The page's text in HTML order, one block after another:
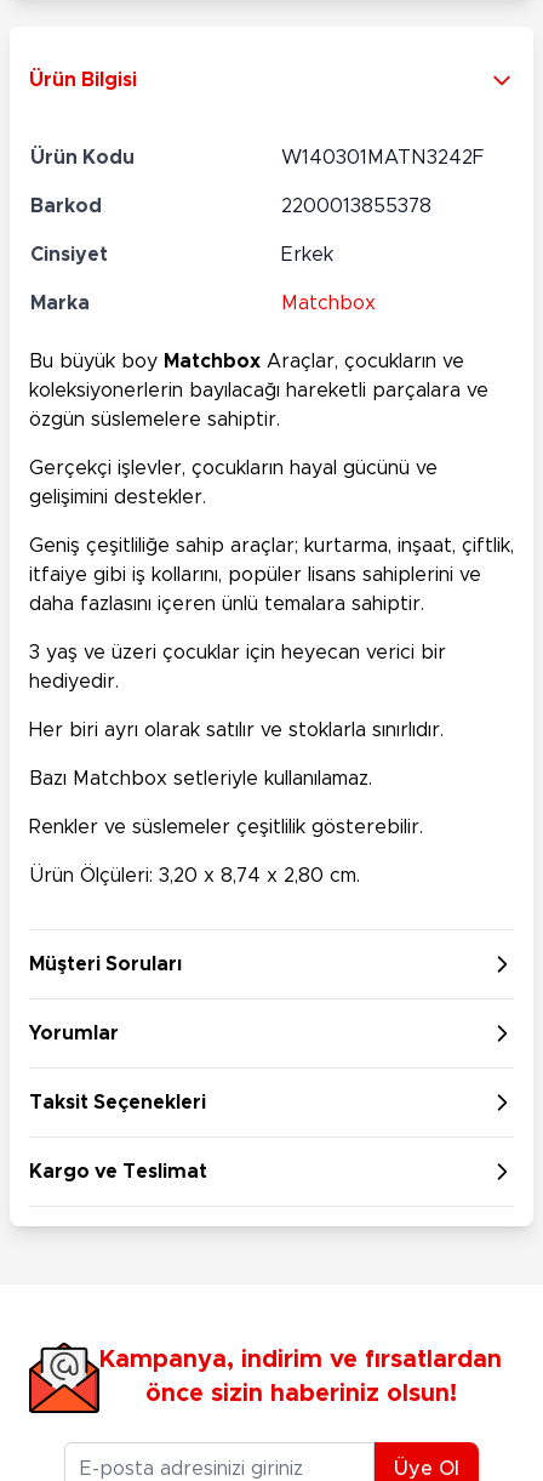
Ürün Bilgisi
Ürün Kodu W140301MATN3242F
Barkod 2200013855378
Cinsiyet Erkek
Marka Matchbox
Bu büyük boy Matchbox Araçlar, çocukların ve
koleksiyonerlerin bayılacağı hareketli parçalara ve
özgün süslemelere sahiptir.
Gerçekçi işlevler, çocukların hayal gücünü ve
gelişimini destekler.
Geniş çeşitliliğe sahip araçlar; kurtarma, inşaat, çiftlik,
itfaiye gibi iş kollarını, popüler lisans sahiplerini ve
daha fazlasını içeren ünlü temalara sahiptir.
3 yaş ve üzeri çocuklar için heyecan verici bir
hediyedir.
Her biri ayrı olarak satılır ve stoklarla sınırlıdır.
Bazı Matchbox setleriyle kullanılamaz.
Renkler ve süslemeler çeşitlilik gösterebilir.
Ürün Ölçüleri: 3,20 x 8,74 x 2,80 cm.
Müşteri Soruları
Yorumlar
Taksit Seçenekleri
Kargo ve Teslimat
Kampanya, indirim ve fırsatlardan
önce sizin haberiniz olsun!
E-posta Adresiniz
Üye Ol